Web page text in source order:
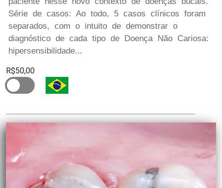
Série de casos: Ao todo, 5 casos clínicos foram
separados, com o intuito de demonstrar o
diagnóstico de cada tipo de Doença Não Cariosa:
hipersensibilidade...
R$50,00